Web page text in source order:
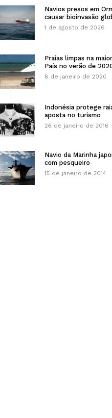
Navios presos em
causar bioinvasão
1 de agosto de 2026
Praias limpas na
País no verão de
8 de janeiro de 2020
Indonésia protege
aposta no turismo
26 de janeiro de 2016
Navio da Marinha
com pesqueiro
15 de janeiro de 2014